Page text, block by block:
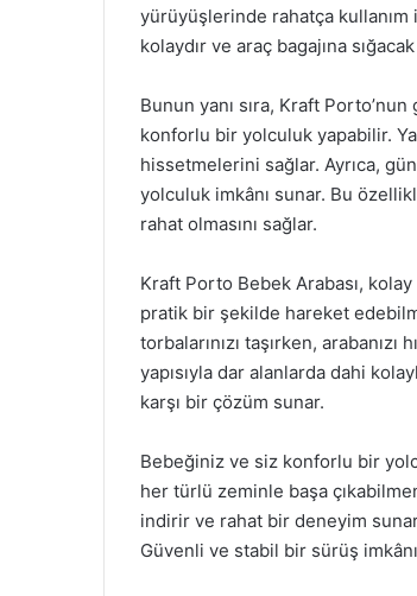
yürüyüşlerinde rahatça kullanım
kolaydır ve araç bagajına
Bunun yanı sıra, Kraft
konforlu bir yolculuk yapabilir.
hissetmelerini sağlar. Ayrıca,
yolculuk imkânı sunar. Bu
rahat olmasını sağlar.
Kraft Porto Bebek Arabası,
pratik bir şekilde hareket
torbalarınızı taşırken,
yapısıyla dar alanlarda dahi
karşı bir çözüm sunar.
Bebeğiniz ve siz konforlu bir
her türlü zeminle başa
indirir ve rahat bir deneyim
Güvenli ve stabil bir sürüş